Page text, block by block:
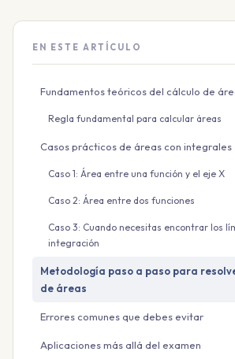
EN ESTE ARTÍCULO
Fundamentos teóricos del cálculo de
Regla fundamental para calcular áreas
Casos prácticos de áreas con integrales
Caso 1: Área entre una función y el eje X
Caso 2: Área entre dos funciones
Caso 3: Cuando necesitas encontrar los
integración
Metodología paso a paso para
de áreas
Errores comunes que debes evitar
Aplicaciones más allá del examen